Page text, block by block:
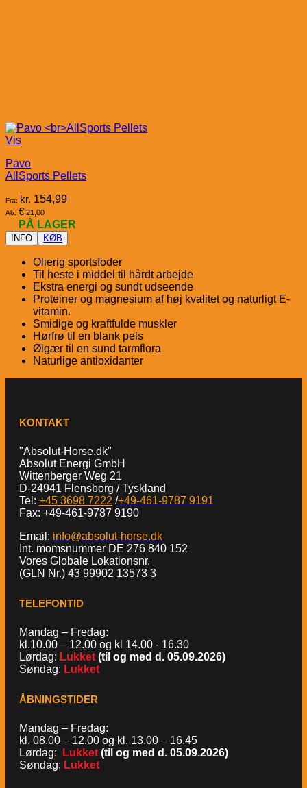
Vis
Pavo
AllSports Pellets
Fra: kr. 154,99
Ab: € 21,00
PÅ LAGER
INFO KØB
Olierig sportsfoder
Til heste i middel til hårdt arbejde
Ekstra energi og sundt udseende
Proteiner og magnesium af høj kvalitet og naturligt E-
vitamin.
Smidige og kraftfulde muskler
Hørfrø til en blank pels
Ølgær til en sund tarmflora
Naturlige antioxidanter
KONTAKT
"Absolut-Horse.dk"
Absolut Energi GmbH
Wittenberger Weg 21
D-24941 Flensborg / Tyskland
Tel: +45 3698 7222 /+49-461-9787 9191
Fax: +49-461-9787 9190
Email: info@absolut-horse.dk
Int. momsnummer DE 276 840 152
Vores Globale Lokationsnr.
(GLN Nr.) 43 99902 13573 3
TELEFONTID
Mandag – Fredag:
kl.10.00 – 12.00 og kl 14.00 - 16.30
Lørdag: Lukket (til og med d. 05.09.2026)
Søndag: Lukket
ÅBNINGSTIDER
Mandag – Fredag:
kl. 08.00 – 12.00 og kl. 13.00 – 16.45
Lørdag:
Lukket (til og med d. 05.09.2026)
Søndag: Lukket